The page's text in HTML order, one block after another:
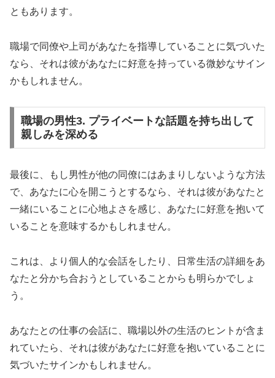
ともあります。
職場で同僚や上司があなたを指導していることに気づいた
なら、それは彼があなたに好意を持っている微妙なサイン
かもしれません。
職場の男性3. プライベートな話題を持ち出して
親しみを深める
最後に、もし男性が他の同僚にはあまりしないような方法
で、あなたに心を開こうとするなら、それは彼があなたと
一緒にいることに心地よさを感じ、あなたに好意を抱いて
いることを意味するかもしれません。
これは、より個人的な会話をしたり、日常生活の詳細をあ
なたと分かち合おうとしていることからも明らかでしょ
う。
あなたとの仕事の会話に、職場以外の生活のヒントが含ま
れていたら、それは彼があなたに好意を抱いていることに
気づいたサインかもしれません。